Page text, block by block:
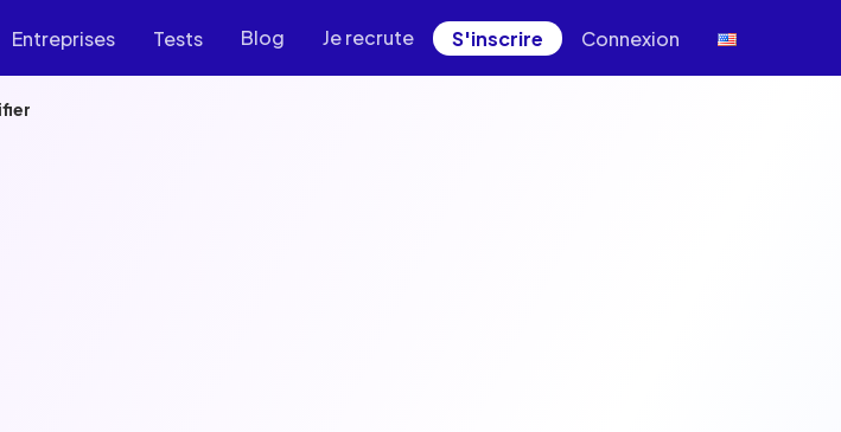
Entreprises Tests Blog Je recrute S'inscrire Connexion